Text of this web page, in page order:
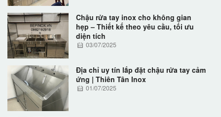
Chậu rửa tay inox cho không gian
hẹp – Thiết kế theo yêu cầu, tối ưu
diện tích
03/07/2025
Địa chỉ uy tín lắp đặt chậu rửa tay cảm
ứng | Thiên Tân Inox
01/07/2025